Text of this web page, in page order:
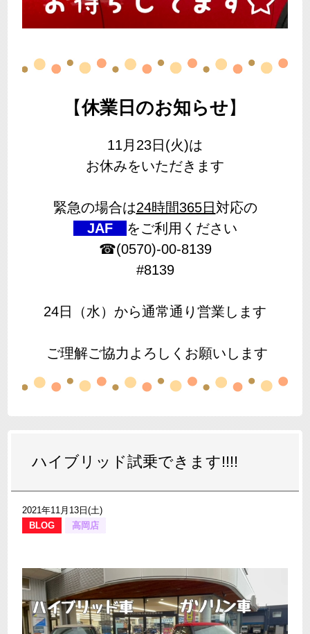
【休業日のお知らせ】
11月23日(火)は
お休みをいただきます
緊急の場合は24時間365日 対応の
JAF
をご利用ください
☎(0570)-00-8139
#8139
24日（水）から通常通り営業します
ご理解ご協力よろしくお願いします
ハイブリッド試乗できます!!!!
2021年11月13日(土)
BLOG
高岡店